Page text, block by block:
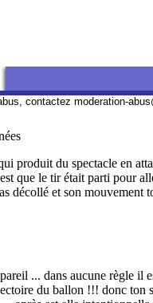
contactez moderation-